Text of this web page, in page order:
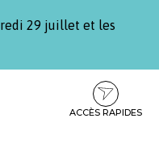
29 juillet et les
ACCÈS RAPIDES